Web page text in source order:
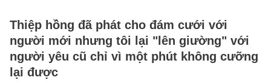
Thiệp hồng đã phát cho đám cưới với
người mới nhưng tôi lại "lên giường" với
người yêu cũ chỉ vì một phút không cưỡng
lại được